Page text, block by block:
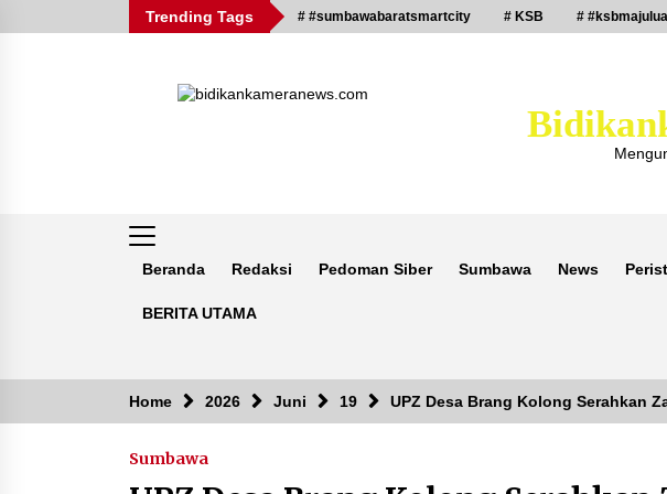
to
Trending Tags # #sumbawabaratsmartcity # KSB #
Beranda Redaksi Pedoman Siber Sumbawa News
BERITA UTAMA
Breaking News
Kejaksaan KSB Mulai Lidik Mafia
Tanah Desa Sekongkang Bawah
Sepayung
Home 2026 Juni 19 UPZ Desa Brang Kolong Serahkan
Sumbawa